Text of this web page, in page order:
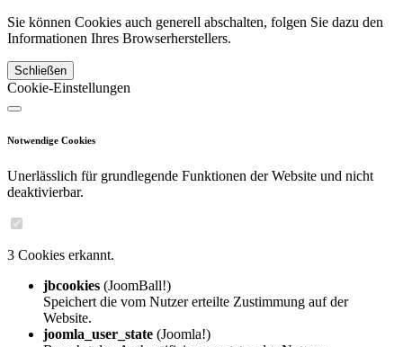
Sie können Cookies auch generell abschalten, folgen Sie dazu den
Informationen Ihres Browserherstellers.
Schließen
Cookie-Einstellungen
Notwendige Cookies
Unerlässlich für grundlegende Funktionen der Website und nicht
deaktivierbar.
3 Cookies erkannt.
jbcookies (JoomBall!)
Speichert die vom Nutzer erteilte Zustimmung auf der
Website.
joomla_user_state (Joomla!)